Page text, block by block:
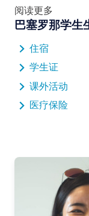
阅读更多
巴塞罗那学生
住宿
学生证
课外活动
医疗保险